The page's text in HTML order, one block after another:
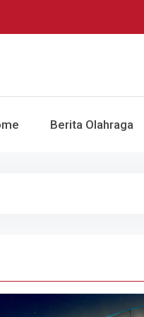
Berita Olahraga